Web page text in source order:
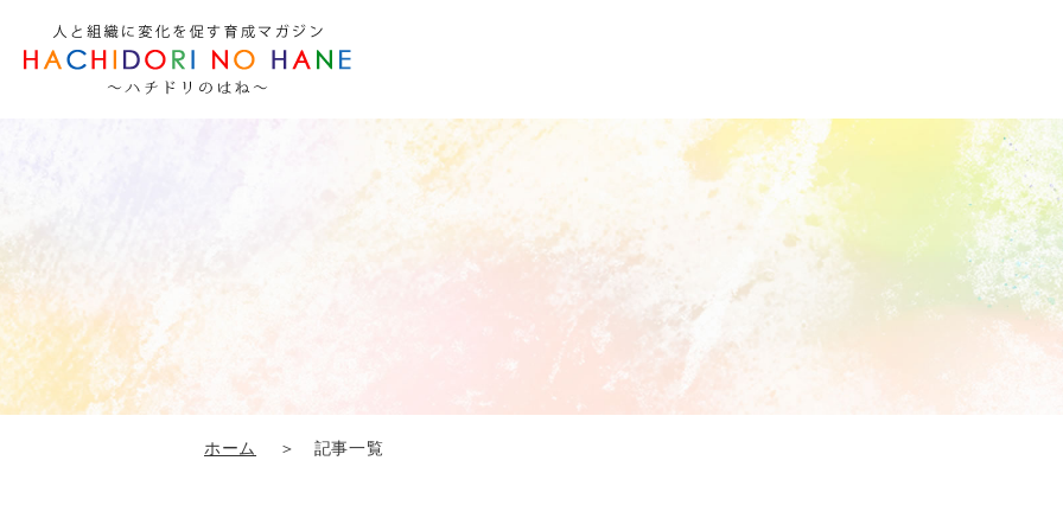
ホーム ＞ 記事一覧